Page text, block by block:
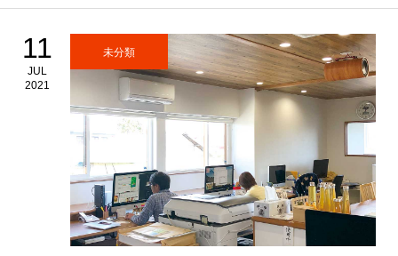
11
JUL
2021
未分類